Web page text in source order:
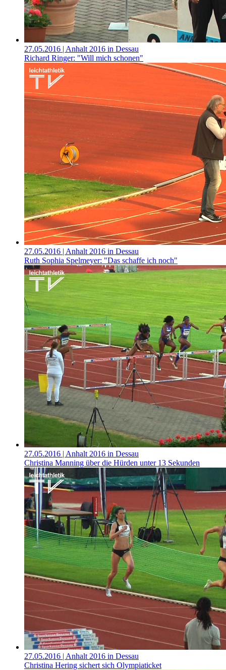
27.05.2016 | Anhalt 2016 in Dessau
Richard Ringer: "Will mich schonen"
27.05.2016 | Anhalt 2016 in Dessau
Ruth Sophia Spelmeyer: "Das schaffe ich noch"
27.05.2016 | Anhalt 2016 in Dessau
Christina Manning über die Hürden unter 13 Sekunden
27.05.2016 | Anhalt 2016 in Dessau
Christina Hering sichert sich Olympiaticket